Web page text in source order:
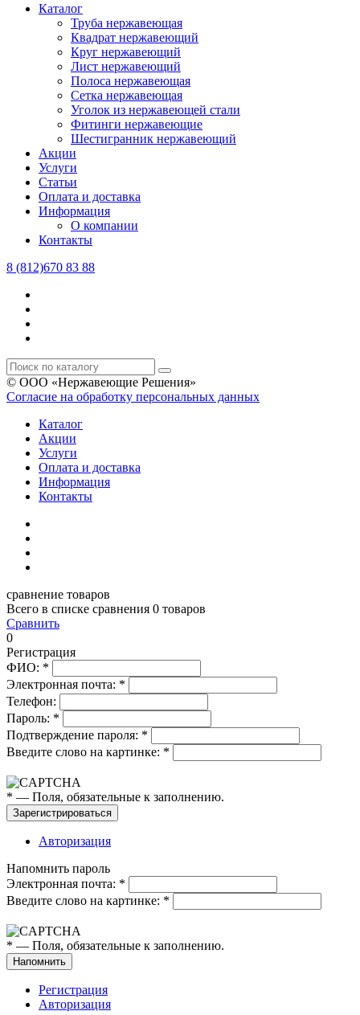
Каталог
Труба нержавеющая
Квадрат нержавеющий
Круг нержавеющий
Лист нержавеющий
Полоса нержавеющая
Сетка нержавеющая
Уголок из нержавеющей стали
Фитинги нержавеющие
Шестигранник нержавеющий
Акции
Услуги
Статьи
Оплата и доставка
Информация
О компании
Контакты
8 (812)670 83 88
© ООО «Нержавеющие Решения»
Согласие на обработку персональных данных
Каталог
Акции
Услуги
Оплата и доставка
Информация
Контакты
сравнение товаров
Всего в списке сравнения 0 товаров
Сравнить
0
Регистрация
ФИО: *
Электронная почта: *
Телефон:
Пароль: *
Подтверждение пароля: *
Введите слово на картинке: *
* — Поля, обязательные к заполнению.
Авторизация
Напомнить пароль
Электронная почта: *
Введите слово на картинке: *
* — Поля, обязательные к заполнению.
Регистрация
Авторизация